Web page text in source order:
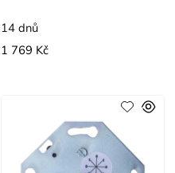
14 dnů
1 769 Kč